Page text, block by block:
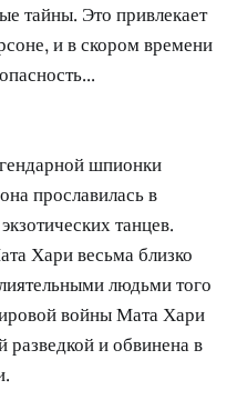
тайны. Это привлекает
и в скором времени
шпионки
прославилась в
танцев.
Хари весьма близко
людьми того
войны Мата Хари
разведкой и обвинена в